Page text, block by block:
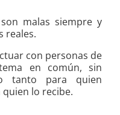
malas siempre y
reales.
con personas de
en común, sin
tanto para quien
lo recibe.